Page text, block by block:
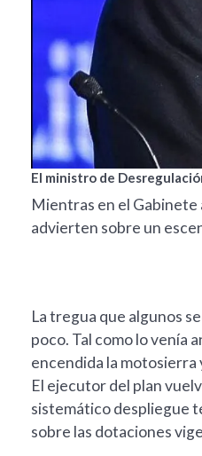
El ministro de
Mientras en el Gabinete
advierten sobre un
La tregua que algunos
poco. Tal como lo venía
encendida la
El ejecutor del plan
sistemático despliegue
sobre las dotaciones